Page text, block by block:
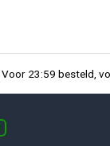
Voor 23:59 besteld,